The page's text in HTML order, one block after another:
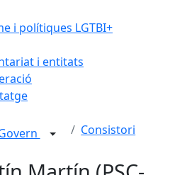
i polítiques LGTBI+
i entitats
Consistori